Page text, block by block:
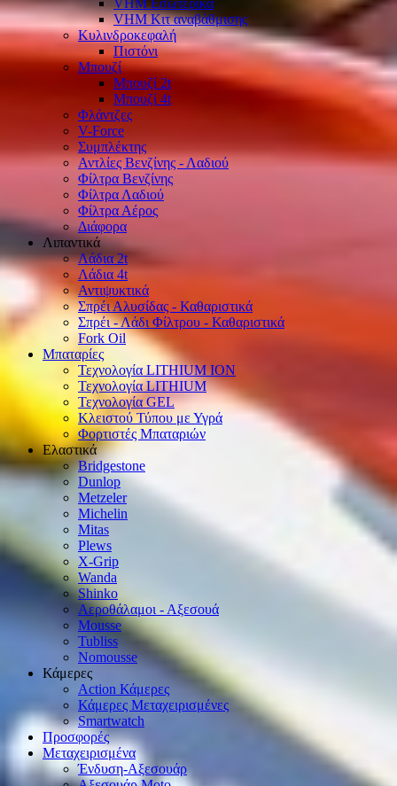
VHM Εσωτερικά
VHM Κιτ αναβάθμισης
Κυλινδροκεφαλή
Πιστόνι
Μπουζί
Μπουζί 2t
Μπουζί 4t
Φλάντζες
V-Force
Συμπλέκτης
Αντλίες Βενζίνης - Λαδιού
Φίλτρα Βενζίνης
Φίλτρα Λαδιού
Φίλτρα Αέρος
Διάφορα
Λιπαντικά
Λάδια 2t
Λάδια 4t
Αντιψυκτικά
Σπρέι Αλυσίδας - Καθαριστικά
Σπρέι - Λάδι Φίλτρου - Καθαριστικά
Fork Oil
Μπαταρίες
Τεχνολογία LITHIUM ION
Τεχνολογία LITHIUM
Τεχνολογία GEL
Κλειστού Τύπου με Υγρά
Φορτιστές Μπαταριών
Ελαστικά
Bridgestone
Dunlop
Metzeler
Michelin
Mitas
Plews
X-Grip
Wanda
Shinko
Αεροθάλαμοι - Αξεσουά
Mousse
Tubliss
Nomousse
Κάμερες
Action Κάμερες
Κάμερες Μεταχειρισμένες
Smartwatch
Προσφορές
Μεταχειρισμένα
Ένδυση-Αξεσουάρ